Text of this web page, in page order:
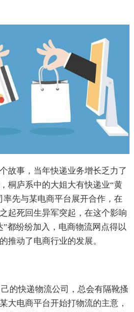
故事，当年快递业务增长乏力了
桐庐系中的大姐大有快递业“黄
率先与某电商平台展开合作，在
起死回生异军突起，在这个影响
都纷纷加入，电商物流网点得以
推动了电商行业的发展。
的快递物流公司，总会有隔靴搔
大电商平台开始打物流的主意，